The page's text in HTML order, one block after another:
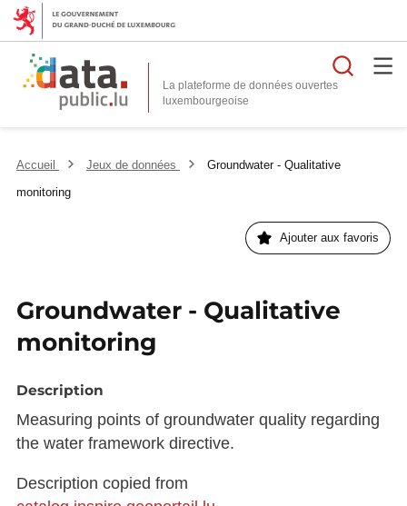
La plateforme de données ouvertes
Accueil Jeux de données
Groundwater - Qualitative
monitoring
Ajouter aux favoris
Groundwater - Qualitative
monitoring
Description
Measuring points of groundwater quality regarding
the water framework directive.
Description copied from